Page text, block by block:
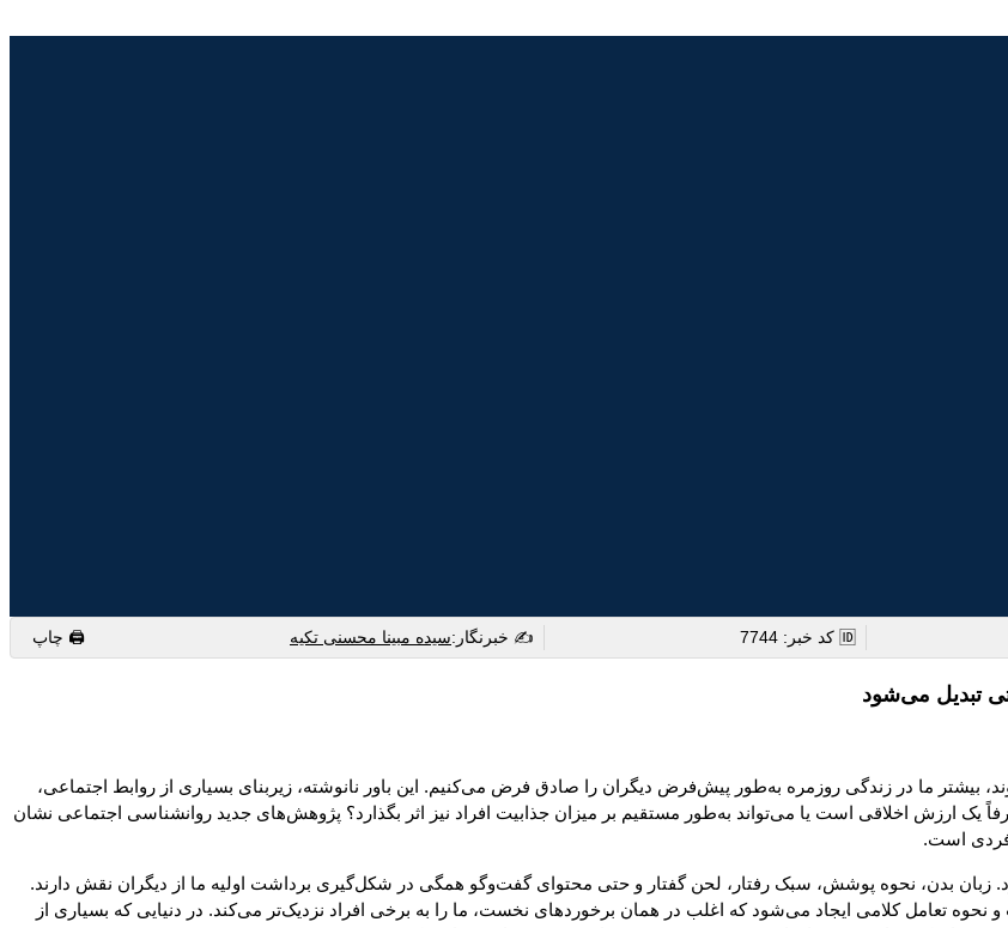
🆔 کد خبر: 7744 ✍️ خبرنگار:سیده مبینا محسنی تکیه 🖨 چاپ
تبدیل می‌شود
بیشتر ما در زندگی روزمره به‌طور پیش‌فرض دیگران را صادق فرض می‌کنیم. این باور نانوشته، زیربنای بسیاری از روابط اجتماعی،
اخلاقی است یا می‌تواند به‌طور مستقیم بر میزان جذابیت افراد نیز اثر بگذارد؟ پژوهش‌های جدید روانشناسی اجتماعی نشان
است.
بدن، نحوه پوشش، سبک رفتار، لحن گفتار و حتی محتوای گفت‌وگو همگی در شکل‌گیری برداشت اولیه ما از دیگران نقش دارند.
تعامل کلامی ایجاد می‌شود که اغلب در همان برخوردهای نخست، ما را به برخی افراد نزدیک‌تر می‌کند. در دنیایی که بسیاری از